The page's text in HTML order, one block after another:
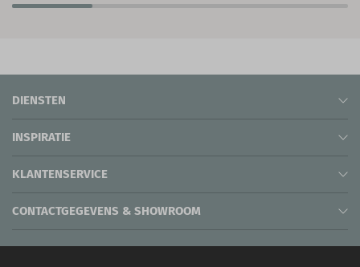
DIENSTEN
INSPIRATIE
KLANTENSERVICE
CONTACTGEGEVENS & SHOWROOM